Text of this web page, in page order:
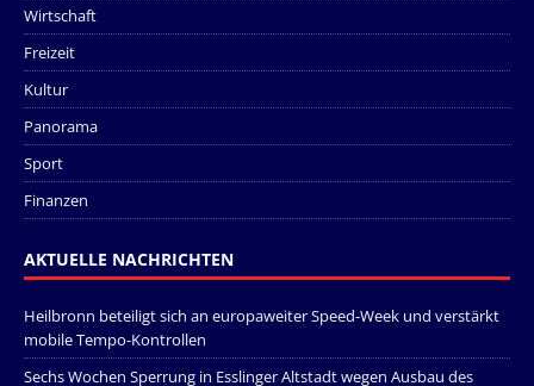
Wirtschaft
Freizeit
Kultur
Panorama
Sport
Finanzen
AKTUELLE NACHRICHTEN
Heilbronn beteiligt sich an europaweiter Speed-Week und verstärkt
mobile Tempo-Kontrollen
Sechs Wochen Sperrung in Esslinger Altstadt wegen Ausbau des